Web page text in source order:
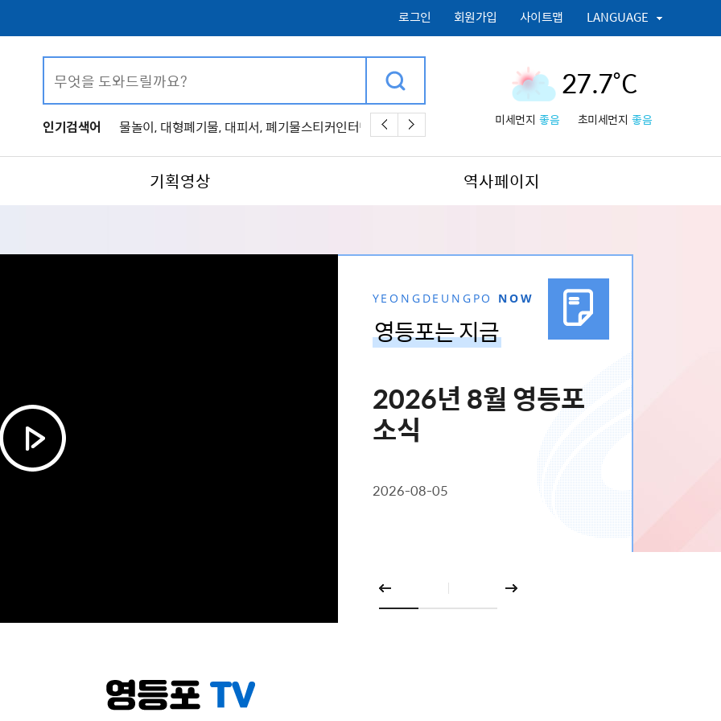
로그인 회원가입 사이트맵 LANGUAGE
인기검색어 물놀이, 대형폐기물, 대피서, 폐기물스티커인터넷신청, 채용공고, 흡연과태료감면, 모두휴, 대형폐기물 배출신청,
27.7˚C
미세먼지 좋음 초미세먼지 좋음
기획영상 역사페이지
YEONGDEUNGPO NOW
영등포는 지금
2026년 8월 영등포
소식
2026-08-05